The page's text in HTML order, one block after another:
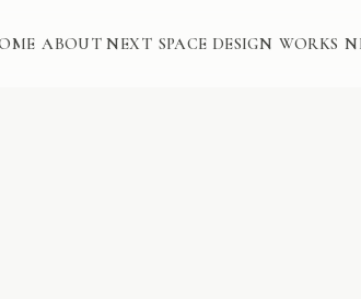
ABOUT NEXT SPACE DESIGN WORKS